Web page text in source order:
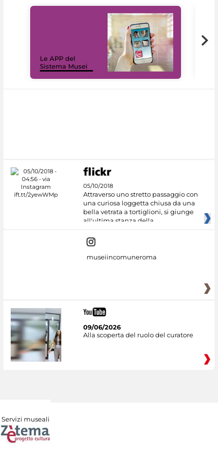
Le APP del
Sistema Musei
05/10/2018
Attraverso uno stretto passaggio con
una curiosa loggetta chiusa da una
bella vetrata a tortiglioni, si giunge
all'ultima stanza della
museiincomuneroma
09/06/2026
Alla scoperta del ruolo del curatore
Servizi museali